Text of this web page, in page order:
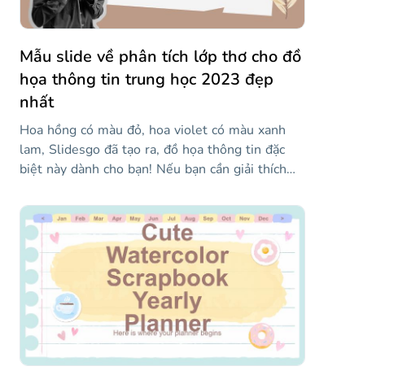
Mẫu slide về phân tích lớp thơ cho đồ
họa thông tin trung học 2023 đẹp
nhất
Hoa hồng có màu đỏ, hoa violet có màu xanh
lam, Slidesgo đã tạo ra, đồ họa thông tin đặc
biệt này dành cho bạn! Nếu bạn cần giải thích
sẽ cần những nguồn lực tốt nhất để thu hút sự
chú ý của họ và làm cho nó hấp dẫn. Rất may,
chúng tôi đã tập hợp bộ đồ họa thông tin này để
giúp bạn viết những câu thơ đẹp mắt và tạo cho
nó cái nhìn sổ lưu niệm cắt dán sẽ tạo ra sự
khác biệt trong lớp học của bạn! Màu sắc nhẹ
nhàng và phong cách thanh lịch và thẩm mỹ.
Chỉnh sửa các đồ họa thông tin này và sử dụng
chúng cho bài học thơ tiếp theo của bạn!